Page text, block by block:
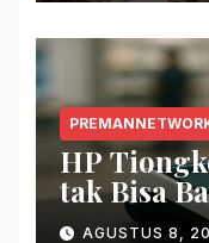
HP
tak Bisa
Google
AGUSTUS 8,